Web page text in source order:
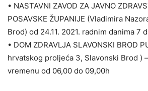
• NASTAVNI ZAVOD ZA JAVNO
POSAVSKE ŽUPANIJE (Vladimira
Brod) od 24.11. 2021. radnim danima 7
• DOM ZDRAVLJA SLAVONSKI BROD
hrvatskog proljeća 3, Slavonski Brod )
vremenu od 06,00 do 09,00h